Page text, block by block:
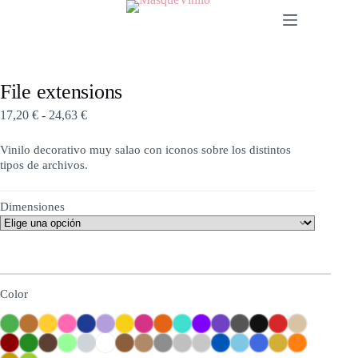
File extensions
17,20 € - 24,63 €
Vinilo decorativo muy salao con iconos sobre los distintos
tipos de archivos.
Dimensiones
Color